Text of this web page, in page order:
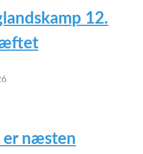
12.
er næsten